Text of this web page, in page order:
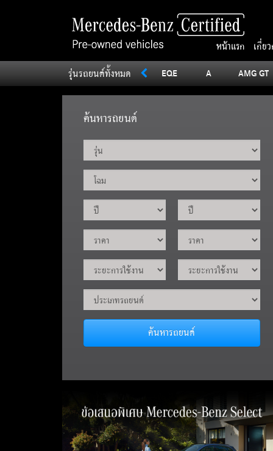
หน้าแรก เกี่ย
รุ่นรถยนต์ทั้งหมด
Sprinter V Vito EQE A AMG GT
ค้นหารถยนต์
ค้นหารถยนต์